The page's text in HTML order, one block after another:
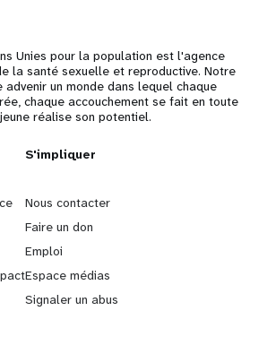
Unies pour la population est l'agence
la santé sexuelle et reproductive. Notre
un monde dans lequel chaque
chaque accouchement se fait en toute
réalise son potentiel.
G
o
b
e
y
S'impliquer
Nous contacter
Faire un don
Emploi
Espace médias
Signaler un abus